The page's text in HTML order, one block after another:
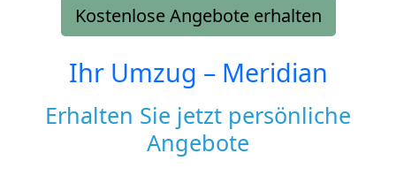
Kostenlose Angebote erhalten
Ihr Umzug – Meridian
Erhalten Sie jetzt persönliche
Angebote